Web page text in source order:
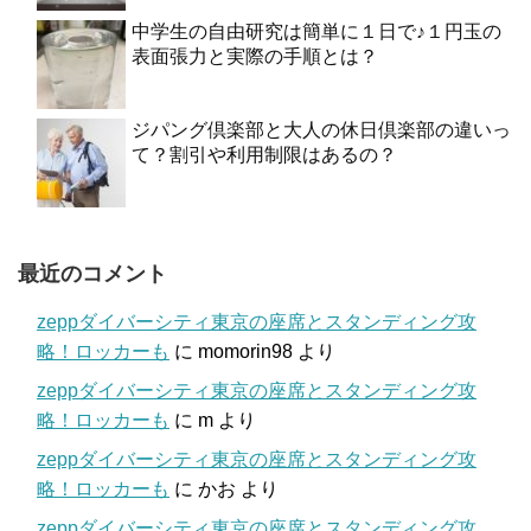
中学生の自由研究は簡単に１日で♪１円玉の
表面張力と実際の手順とは？
ジパング倶楽部と大人の休日倶楽部の違いっ
て？割引や利用制限はあるの？
最近のコメント
zeppダイバーシティ東京の座席とスタンディング攻
略！ロッカーも に momorin98 より
zeppダイバーシティ東京の座席とスタンディング攻
略！ロッカーも に m より
zeppダイバーシティ東京の座席とスタンディング攻
略！ロッカーも に かお より